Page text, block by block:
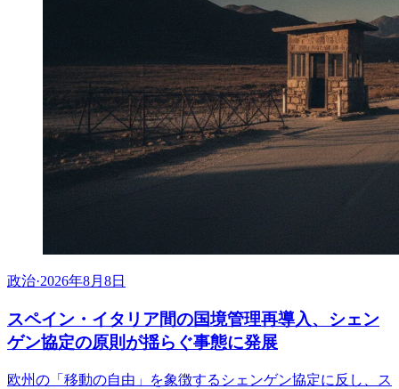
政治·2026年8月8日
スペイン・イタリア間の国境管理再導入、シェン
ゲン協定の原則が揺らぐ事態に発展
欧州の「移動の自由」を象徴するシェンゲン協定に反し、ス